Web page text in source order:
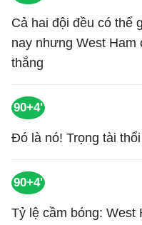
Cả hai đội đều có thể
nay nhưng West Ham
thắng
90+4'
Đó là nó! Trọng tài
90+4'
Tỷ lệ cầm bóng: West